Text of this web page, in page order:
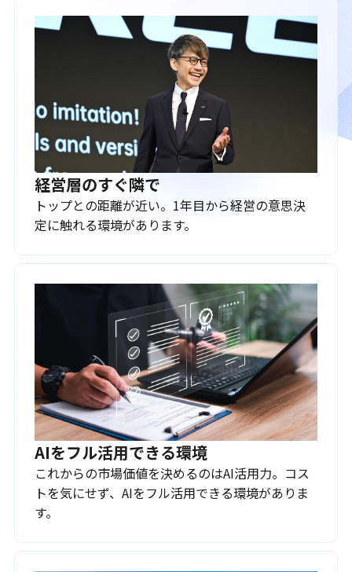
経営層のすぐ隣で
トップとの距離が近い。1年目から経営の意思決
定に触れる環境があります。
AIをフル活用できる環境
これからの市場価値を決めるのはAI活用力。コス
トを気にせず、AIをフル活用できる環境がありま
す。